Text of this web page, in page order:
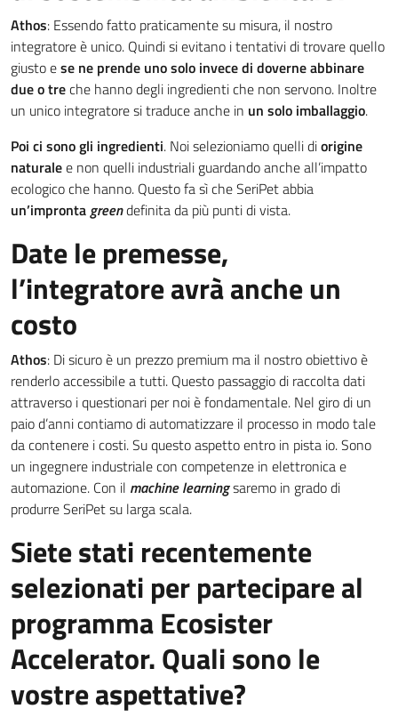
Athos: Essendo fatto praticamente su misura, il nostro
integratore è unico. Quindi si evitano i tentativi di trovare quello
giusto ese ne prende uno solo invece di doverne abbinare
due o treche hanno degli ingredienti che non servono. Inoltre
un unico integratore si traduce anche in un solo imballaggio.
Poi ci sono gli ingredienti. Noi selezioniamo quelli diorigine
naturalee non quelli industriali guardando anche all’impatto
ecologico che hanno. Questo fa sì che SeriPet abbia
un’improntagreendefinita da più punti di vista.
Date le premesse,
l’integratore avrà anche un
costo
Athos: Di sicuro è un prezzo premium ma il nostro obiettivo è
renderlo accessibile a tutti. Questo passaggio di raccolta dati
attraverso i questionari per noi è fondamentale. Nel giro di un
paio d’anni contiamo di automatizzare il processo in modo tale
da contenere i costi. Su questo aspetto entro in pista io. Sono
un ingegnere industriale con competenze in elettronica e
automazione. Con il machine learningsaremo in grado di
produrre SeriPet su larga scala.
Siete stati recentemente
selezionati per partecipare al
programma Ecosister
Accelerator. Quali sono le
vostre aspettative?